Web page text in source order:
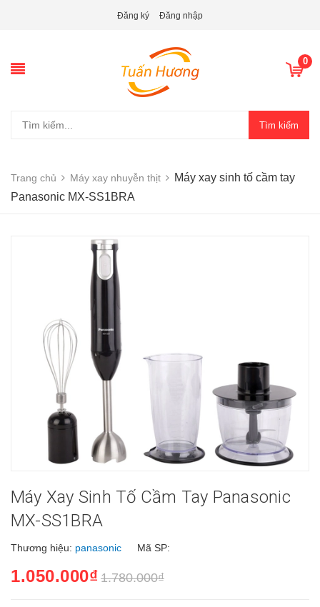
Đăng ký Đăng nhập
0
Tìm kiếm
Trang chủ Máy xay nhuyễn thịt
Máy xay sinh tố cầm tay
Panasonic MX-SS1BRA
Máy Xay Sinh Tố Cầm Tay Panasonic
MX-SS1BRA
Thương hiệu: panasonic Mã SP:
1.050.000₫ 1.780.000₫